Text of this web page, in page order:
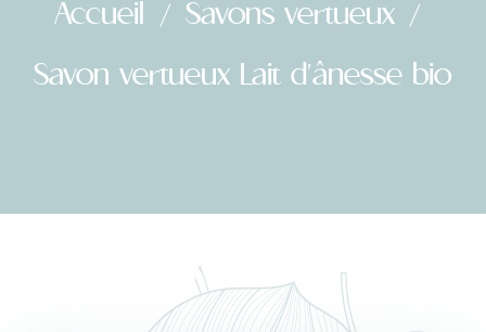
Accueil
Savons vertueux
Savon vertueux Lait d'ânesse bio